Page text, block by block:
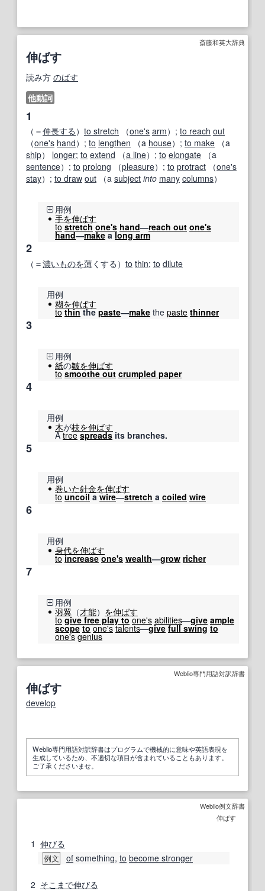
斎藤和英大辞典
伸ばす
読み方 のばす
他動詞
1
（＝伸長する ） to stretch （one's arm）; to reach out
（one's hand）; to lengthen （a house）; to make （a
ship） longer; to extend （a line）; to elongate （a
sentence）; to prolong （pleasure）; to protract （one's
stay）; to draw out （a subject into many columns）
用例
手を伸ばす
to stretch one's hand―reach out one's
hand―makealong arm
2
（＝濃いものを薄くする） to thin; to dilute
用例
糊を伸ばす
to thinthepaste―make the paste thinner
3
用例
紙の皺を伸ばす
to smoothe out crumpled paper
4
用例
木が枝を伸ばす
Atree spreadsits branches.
5
用例
巻いた針金を伸ばす
to uncoilawire―stretch a coiled wire
6
用例
身代を伸ばす
to increase one's wealth―grow richer
7
用例
羽翼 （才能） を伸ばす
to give free play to one's abilities―give ample
scope to one's talents―give full swing to
one's genius
Weblio専門用語対訳辞書
伸ばす
develop
Weblio専門用語対訳辞書はプログラムで機械的に意味や英語表現を
生成しているため、不適切な項目が含まれていることもあります。
ご了承くださいませ。
Weblio例文辞書
伸ばす
1 伸びる
例文 of something, to become stronger
2 そこまで伸びる